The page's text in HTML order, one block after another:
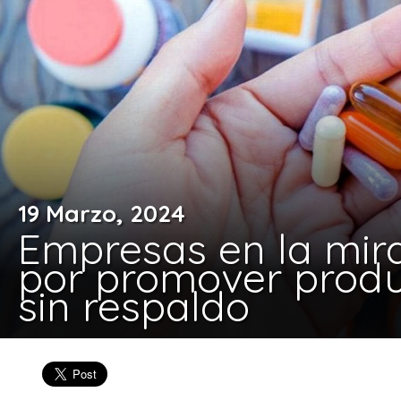
19 Marzo, 2024
Empresas en la
por promover
sin respaldo